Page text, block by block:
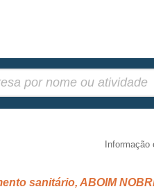
sanitário, ABOIM